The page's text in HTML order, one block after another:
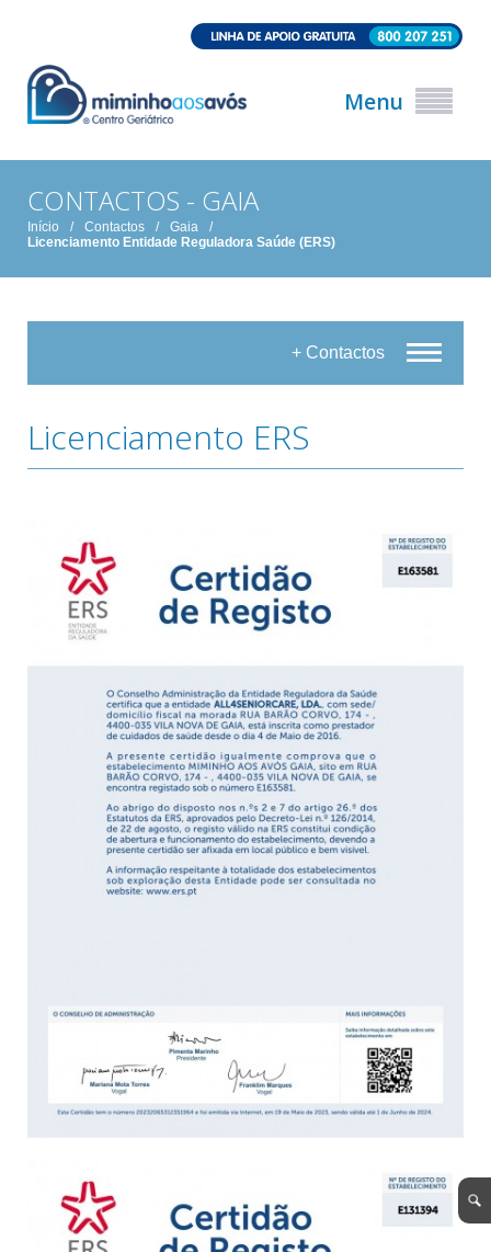
Menu
CONTACTOS - GAIA
Início / Contactos / Gaia
/
Licenciamento Entidade Reguladora Saúde (ERS)
+ Contactos
Licenciamento ERS